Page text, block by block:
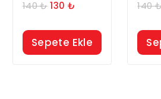
140₺ 130 ₺
Sepete Ekle
140